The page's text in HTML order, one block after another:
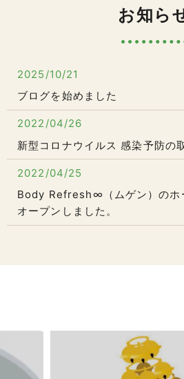
お知ら
2025/10/21
ブログを始めました
2022/04/26
新型コロナウイルス 感染予防の
2022/04/25
Body Refresh∞（ムゲン）のホ
オープンしました。